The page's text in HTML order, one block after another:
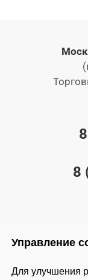
Управление
Для улучшения
8